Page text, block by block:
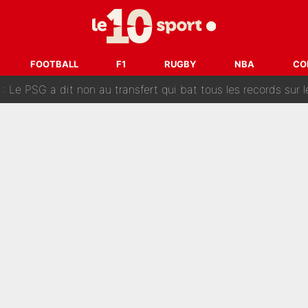
FOOTBALL F1 RUGBY NBA
et va entrer dans une nouvelle dimension :
fait une offre pour recruter un ancien joueur du
: Le PSG a dit non au transfert qui bat tous les records sur